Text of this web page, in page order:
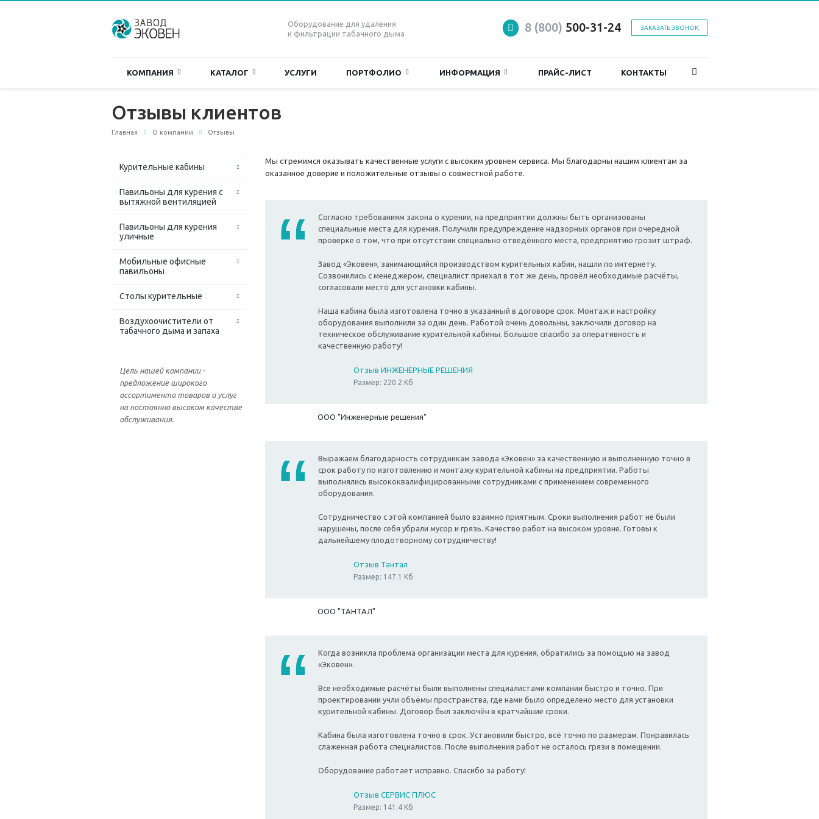
Оборудование для удаления
и фильтрации табачного дыма
ЗАКАЗАТЬ ЗВОНОК
8 (800) 500-31-24
КОМПАНИЯ КАТАЛОГ УСЛУГИ ПОРТФОЛИО ИНФОРМАЦИЯ ПРАЙС-ЛИСТ КОНТАКТЫ
Отзывы клиентов
Главная О компании Отзывы
Курительные кабины
Павильоны для курения с
вытяжной вентиляцией
Павильоны для курения
уличные
Мобильные офисные
павильоны
Столы курительные
Воздухоочистители от
табачного дыма и запаха
Цель нашей компании -
предложение широкого
ассортимента товаров и услуг
на постоянно высоком качестве
обслуживания.
Мы стремимся оказывать качественные услуги с высоким уровнем сервиса. Мы благодарны нашим клиентам за
оказанное доверие и положительные отзывы о совместной работе.
Согласно требованиям закона о курении, на предприятии должны быть организованы
специальные места для курения. Получили предупреждение надзорных органов при очередной
проверке о том, что при отсутствии специально отведённого места, предприятию грозит штраф.
Завод «Эковен», занимающийся производством курительных кабин, нашли по интернету.
Созвонились с менеджером, специалист приехал в тот же день, провёл необходимые расчёты,
согласовали место для установки кабины.
Наша кабина была изготовлена точно в указанный в договоре срок. Монтаж и настройку
оборудования выполнили за один день. Работой очень довольны, заключили договор на
техническое обслуживание курительной кабины. Большое спасибо за оперативность и
качественную работу!
Отзыв ИНЖЕНЕРНЫЕ РЕШЕНИЯ
Размер: 220.2 Кб
ООО "Инженерные решения"
Выражаем благодарность сотрудникам завода «Эковен» за качественную и выполненную точно в
срок работу по изготовлению и монтажу курительной кабины на предприятии. Работы
выполнялись высококвалифицированными сотрудниками с применением современного
оборудования.
Сотрудничество с этой компанией было взаимно приятным. Сроки выполнения работ не были
нарушены, после себя убрали мусор и грязь. Качество работ на высоком уровне. Готовы к
дальнейшему плодотворному сотрудничеству!
Отзыв Тантал
Размер: 147.1 Кб
ООО "ТАНТАЛ"
Когда возникла проблема организации места для курения, обратились за помощью на завод
«Эковен».
Все необходимые расчёты были выполнены специалистами компании быстро и точно. При
проектировании учли объёмы пространства, где нами было определено место для установки
курительной кабины. Договор был заключён в кратчайшие сроки.
Кабина была изготовлена точно в срок. Установили быстро, всё точно по размерам. Понравилась
слаженная работа специалистов. После выполнения работ не осталось грязи в помещении.
Оборудование работает исправно. Спасибо за работу!
Отзыв СЕРВИС ПЛЮС
Размер: 141.4 Кб